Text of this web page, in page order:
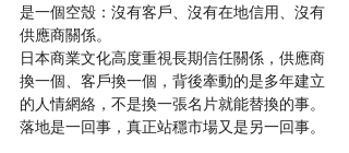
是一個空殼：沒有客戶、沒有在地信用、沒有
供應商關係。
日本商業文化高度重視長期信任關係，供應商
換一個、客戶換一個，背後牽動的是多年建立
的人情網絡，不是換一張名片就能替換的事。
落地是一回事，真正站穩市場又是另一回事。